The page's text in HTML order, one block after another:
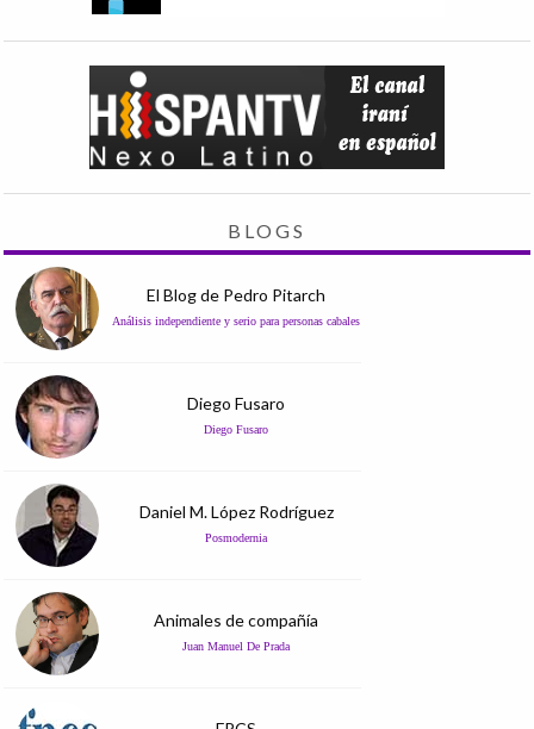
BLOGS
El Blog de Pedro Pitarch
Análisis independiente y serio para personas cabales
Diego Fusaro
Diego Fusaro
Daniel M. López Rodríguez
Posmodernia
Animales de compañía
Juan Manuel De Prada